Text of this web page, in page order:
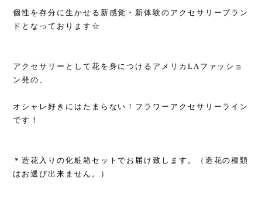
個性を存分に生かせる新感覚・新体験のアクセサリーブラン
ドとなっております☆
アクセサリーとして花を身につけるアメリカLAファッショ
ン発の、
オシャレ好きにはたまらない！フラワーアクセサリーライン
です！
＊造花入りの化粧箱セットでお届け致します。（造花の種類
はお選び出来ません。）